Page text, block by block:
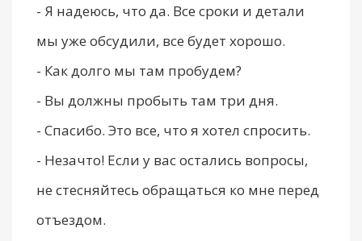
- Я надеюсь, что да. Все сроки и детали
мы уже обсудили, все будет хорошо.
- Как долго мы там пробудем?
- Вы должны пробыть там три дня.
- Спасибо. Это все, что я хотел спросить.
- Незачто! Если у вас остались вопросы,
не стесняйтесь обращаться ко мне перед
отъездом.